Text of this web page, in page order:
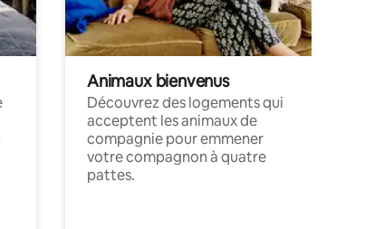
Animaux bienvenus
Découvrez des logements qui
acceptent les animaux de
compagnie pour emmener
votre compagnon à quatre
pattes.